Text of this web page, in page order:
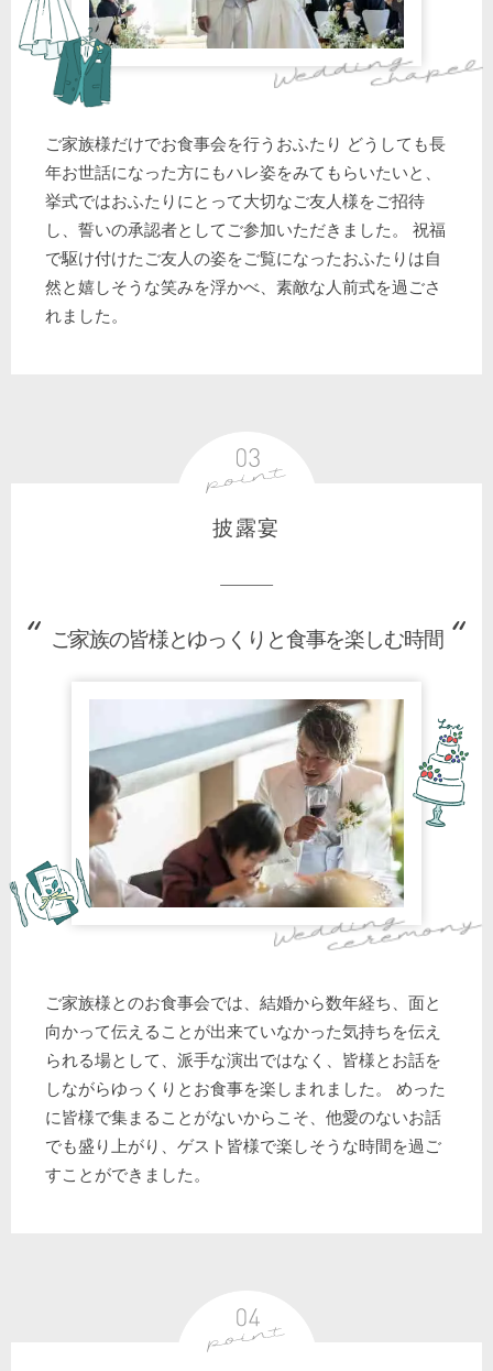
ご家族様だけでお食事会を行うおふたり どうしても長
年お世話になった方にもハレ姿をみてもらいたいと、
挙式ではおふたりにとって大切なご友人様をご招待
し、誓いの承認者としてご参加いただきました。 祝福
で駆け付けたご友人の姿をご覧になったおふたりは自
然と嬉しそうな笑みを浮かべ、素敵な人前式を過ごさ
れました。
披露宴
ご家族の皆様とゆっくりと食事を楽しむ時間
ご家族様とのお食事会では、結婚から数年経ち、面と
向かって伝えることが出来ていなかった気持ちを伝え
られる場として、派手な演出ではなく、皆様とお話を
しながらゆっくりとお食事を楽しまれました。 めった
に皆様で集まることがないからこそ、他愛のないお話
でも盛り上がり、ゲスト皆様で楽しそうな時間を過ご
すことができました。